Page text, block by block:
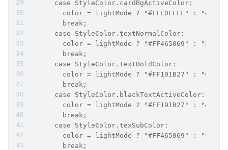
      case StyleColor.cardBgActiveColor:
color = lightMode ? "#FFE0EFFF" :
        break;
      case StyleColor.textNormalColor:
color = lightMode ? "#FF465069" :
        break;
      case StyleColor.textBoldColor:
color = lightMode ? "#FF191B27" :
        break;
      case StyleColor.blackTextActiveColor:
color = lightMode ? "#FF191B27" :
        break;
      case StyleColor.texSubColor:
color = lightMode ? "#FF465069" :
        break;